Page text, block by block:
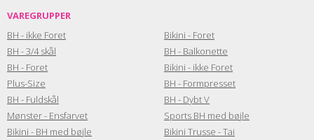
VAREGRUPPER
BH - ikke Foret
BH - 3/4 skål
BH - Foret
Plus-Size
BH - Fuldskål
Mønster - Ensfarvet
Bikini - BH med bøjle
Bikini - Foret
BH - Balkonette
Bikini - ikke Foret
BH - Formpresset
BH - Dybt V
Sports BH med bøjle
Bikini Trusse - Tai